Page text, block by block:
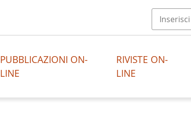
PUBBLICAZIONI ON-
LINE
RIVISTE ON-
LINE